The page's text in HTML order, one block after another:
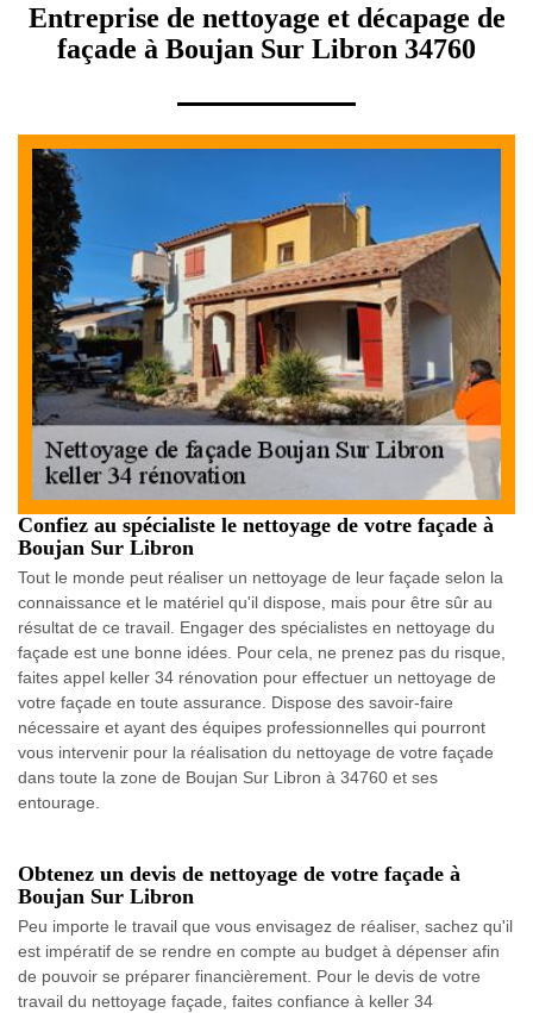
Entreprise de nettoyage et décapage de
façade à Boujan Sur Libron 34760
Confiez au spécialiste le nettoyage de votre façade à
Boujan Sur Libron
Tout le monde peut réaliser un nettoyage de leur façade selon la
connaissance et le matériel qu'il dispose, mais pour être sûr au
résultat de ce travail. Engager des spécialistes en nettoyage du
façade est une bonne idées. Pour cela, ne prenez pas du risque,
faites appel keller 34 rénovation pour effectuer un nettoyage de
votre façade en toute assurance. Dispose des savoir-faire
nécessaire et ayant des équipes professionnelles qui pourront
vous intervenir pour la réalisation du nettoyage de votre façade
dans toute la zone de Boujan Sur Libron à 34760 et ses
entourage.
Obtenez un devis de nettoyage de votre façade à
Boujan Sur Libron
Peu importe le travail que vous envisagez de réaliser, sachez qu'il
est impératif de se rendre en compte au budget à dépenser afin
de pouvoir se préparer financièrement. Pour le devis de votre
travail du nettoyage façade, faites confiance à keller 34